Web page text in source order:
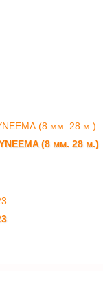
(8 мм. 28 м.)